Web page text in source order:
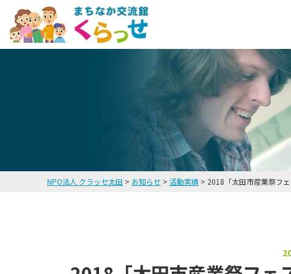
NPO法人 クラッセ太田 > お知らせ > 活動実績 > 2018「太田市産業祭フ